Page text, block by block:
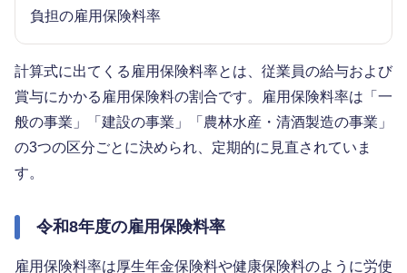
負担の雇用保険料率
計算式に出てくる雇用保険料率とは、従業員の給与および
賞与にかかる雇用保険料の割合です。雇用保険料率は「一
般の事業」「建設の事業」「農林水産・清酒製造の事業」
の3つの区分ごとに決められ、定期的に見直されていま
す。
令和8年度の雇用保険料率
雇用保険料率は厚生年金保険料や健康保険料のように労使